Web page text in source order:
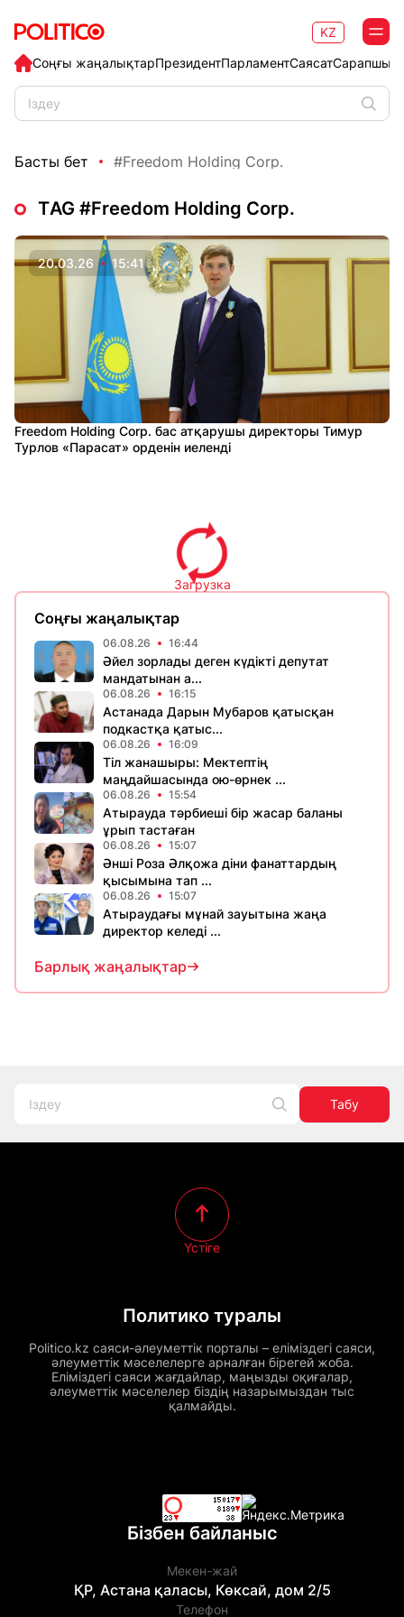
Соңғы жаңалықтарПрезидентПарламентСаясат
KZ
Басты бет #Freedom Holding Corp.
ТAG #Freedom Holding Corp.
20.03.26 15:41
Freedom Holding Corp. бас атқарушы директоры Тимур
Турлов «Парасат» орденін иеленді
Загрузка
Соңғы жаңалықтар
06.08.26 16:44
Әйел зорлады деген күдікті депутат
мандатынан а...
06.08.26 16:15
Астанада Дарын Мубаров қатысқан
подкастқа қатыс...
06.08.26 16:09
Тіл жанашыры: Мектептің
маңдайшасында ою-өрнек ...
06.08.26 15:54
Атырауда тәрбиеші бір жасар баланы
ұрып тастаған
06.08.26 15:07
Әнші Роза Әлқожа діни фанаттардың
қысымына тап ...
06.08.26 15:07
Атыраудағы мұнай зауытына жаңа
директор келеді ...
Барлық жаңалықтар
Табу
Политико туралы
Politico.kz саяси-әлеуметтік порталы – еліміздегі саяси,
әлеуметтік мәселелерге арналған бірегей жоба.
Еліміздегі саяси жағдайлар, маңызды оқиғалар,
әлеуметтік мәселелер біздің назарымыздан тыс
қалмайды.
Үстіге
Бізбен байланыс
Мекен-жай
ҚР, Астана қаласы, Көксай, дом 2/5
Телефон